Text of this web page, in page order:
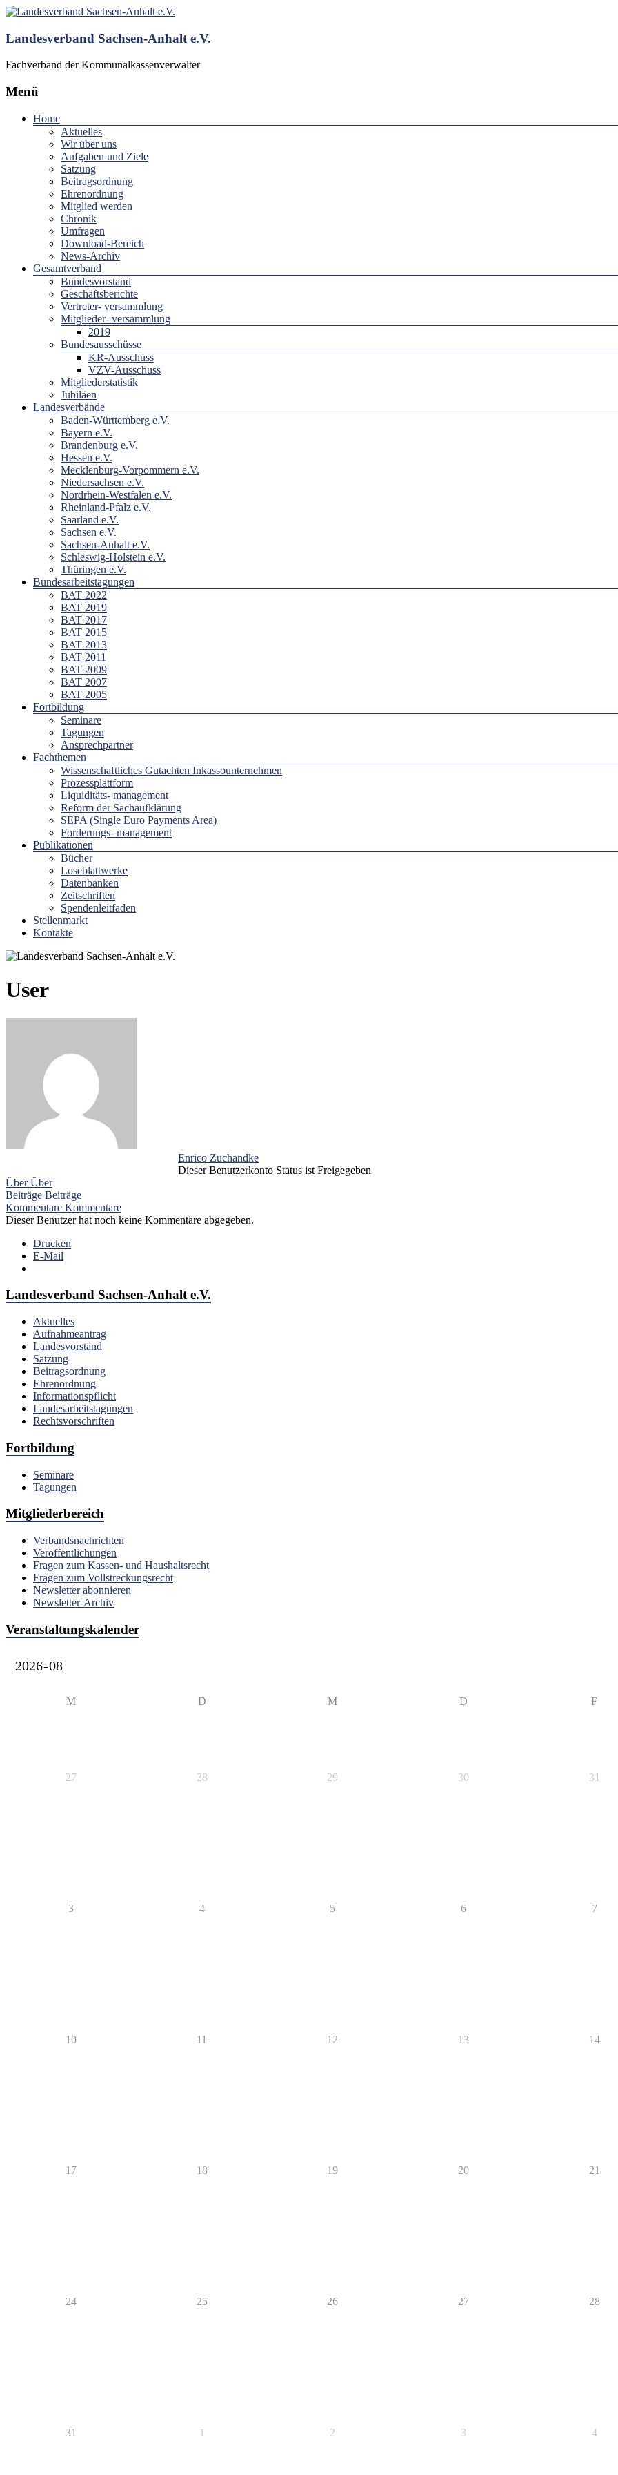
Landesverband Sachsen-Anhalt e.V.
Fachverband der Kommunalkassenverwalter
Menü
Home
Aktuelles
Wir über uns
Aufgaben und Ziele
Satzung
Beitragsordnung
Ehrenordnung
Mitglied werden
Chronik
Umfragen
Download-Bereich
News-Archiv
Gesamtverband
Bundesvorstand
Geschäftsberichte
Vertreter- versammlung
Mitglieder- versammlung
2019
Bundesausschüsse
KR-Ausschuss
VZV-Ausschuss
Mitgliederstatistik
Jubiläen
Landesverbände
Baden-Württemberg e.V.
Bayern e.V.
Brandenburg e.V.
Hessen e.V.
Mecklenburg-Vorpommern e.V.
Niedersachsen e.V.
Nordrhein-Westfalen e.V.
Rheinland-Pfalz e.V.
Saarland e.V.
Sachsen e.V.
Sachsen-Anhalt e.V.
Schleswig-Holstein e.V.
Thüringen e.V.
Bundesarbeitstagungen
BAT 2022
BAT 2019
BAT 2017
BAT 2015
BAT 2013
BAT 2011
BAT 2009
BAT 2007
BAT 2005
Fortbildung
Seminare
Tagungen
Ansprechpartner
Fachthemen
Wissenschaftliches Gutachten Inkassounternehmen
Prozessplattform
Liquiditäts- management
Reform der Sachaufklärung
SEPA (Single Euro Payments Area)
Forderungs- management
Publikationen
Bücher
Loseblattwerke
Datenbanken
Zeitschriften
Spendenleitfaden
Stellenmarkt
Kontakte
User
Enrico Zuchandke
Dieser Benutzerkonto Status ist Freigegeben
Über Über
Beiträge Beiträge
Kommentare Kommentare
Dieser Benutzer hat noch keine Kommentare abgegeben.
Drucken
E-Mail
Landesverband Sachsen-Anhalt e.V.
Aktuelles
Aufnahmeantrag
Landesvorstand
Satzung
Beitragsordnung
Ehrenordnung
Informationspflicht
Landesarbeitstagungen
Rechtsvorschriften
Fortbildung
Seminare
Tagungen
Mitgliederbereich
Verbandsnachrichten
Veröffentlichungen
Fragen zum Kassen- und Haushaltsrecht
Fragen zum Vollstreckungsrecht
Newsletter abonnieren
Newsletter-Archiv
Veranstaltungskalender
M D M D F
27 28 29 30 31
3 4 5 6 7
10 11 12 13 14
17 18 19 20 21
24 25 26 27 28
31 1 2 3 4